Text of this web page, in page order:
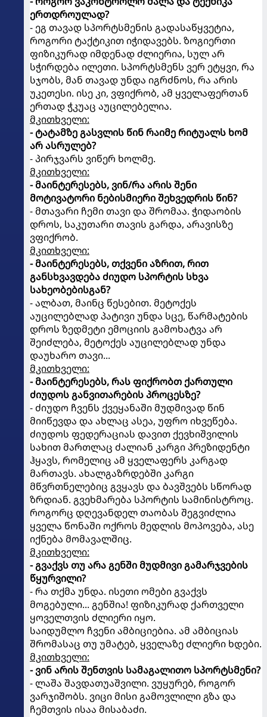
ერთდროულად?
- ეგ თავად სპორტსმენის გადასაწყვეტია,
როგორი ტაქტიკით იჭიდავებს. ზოგიერთი
ფიზიკურად იმდენად ძლიერია, სულ არ
სჭირდება ილეთი. სპორტსმენს ვერ ეტყვი, რა
სჯობს, მან თავად უნდა იგრძნოს, რა არის
უკეთესი. ისე კი, ვფიქრობ, ამ ყველაფერთან
ერთად ჭკუაც აუცილებელია.
მკითხველი:
- ტატამზე გასვლის წინ რაიმე რიტუალს ხომ
არ ასრულებ?
- პირჯვარს ვიწერ ხოლმე.
მკითხველი:
- მაინტერესებს, ვინ/რა არის შენი
მოტივატორი ნებისმიერი შეხვედრის წინ?
- მთავარი ჩემი თავი და შრომაა. ჭიდაობის
დროს, საკუთარი თავის გარდა, არავისზე
ვფიქრობ.
მკითხველი:
- მაინტერესებს, თქვენი აზრით, რით
განსხვავდება ძიუდო სპორტის სხვა
სახეობებისგან?
- ალბათ, მაინც წესებით. მეტოქეს
აუცილებლად პატივი უნდა სცე, წარმატების
დროს ზედმეტი ემოციის გამოხატვა არ
შეიძლება, მეტოქეს აუცილებლად უნდა
დაუხარო თავი...
მკითხველი:
- მაინტერესებს, რას ფიქრობთ ქართული
ძიუდოს განვითარების პროცესზე?
- ძიუდო ჩვენს ქვეყანაში მუდმივად წინ
მიიწევდა და ახლაც ასეა, უფრო იხვეწება.
ძიუდოს ფედერაციას დავით ქევხიშვილის
სახით მართლაც ძალიან კარგი პრეზიდენტი
ჰყავს, რომელიც ამ ყველაფერს კარგად
მართავს. ახალგაზრდებში კარგი
მწვრთნელებიც გვყავს და ბავშვებს სწორად
ზრდიან. გვეხმარება სპორტის სამინისტროც.
როგორც დღევანდელ თაობას შეგვიძლია
ყველა წონაში ოქროს მედლის მოპოვება, ასე
იქნება მომავალშიც.
მკითხველი:
- გვაქვს თუ არა გენში მუდმივი გამარჯვების
წყურვილი?
- რა თქმა უნდა. ისეთი ომები გვაქვს
მოგებული... გენშია! ფიზიკურად ქართველი
ყოველთვის ძლიერი იყო.
საიდუმლო ჩვენი ამბიციებია. ამ ამბიციას
შრომასაც თუ უმატებ, ყველაზე ძლიერი ხდები.
მკითხველი:
- ვინ არის შენთვის სამაგალითო სპორტსმენი?
- ლაშა შავდათუაშვილი. ვუყურებ, როგორ
ვარჯიშობს. ვიცი მისი გამოვლილი გზა და
ჩემთვის ისაა მისაბაძი.